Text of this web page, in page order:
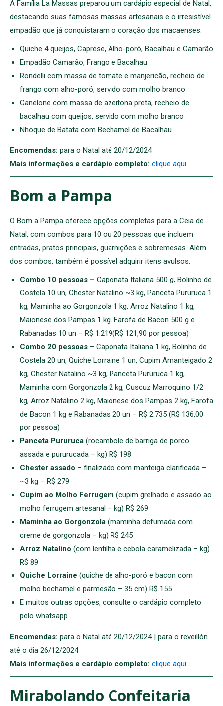
A Família La Massas preparou um cardápio especial de Natal,
destacando suas famosas massas artesanais e o irresistível
empadão que já conquistaram o coração dos macaenses.
Quiche 4 queijos, ⁠Caprese, ⁠Alho-poró, ⁠Bacalhau e ⁠Camarão
Empadão Camarão, Frango e Bacalhau
Rondelli com massa de tomate e manjericão, recheio de
frango com alho-poró, servido com molho branco
Canelone com massa de azeitona preta, recheio de
bacalhau com queijos, servido com molho branco
Nhoque de Batata com Bechamel de Bacalhau
Encomendas: para o Natal até 20/12/2024
Mais informações e cardápio completo: clique aqui
Bom a Pampa
O Bom a Pampa oferece opções completas para a Ceia de
Natal, com combos para 10 ou 20 pessoas que incluem
entradas, pratos principais, guarnições e sobremesas. Além
dos combos, também é possível adquirir itens avulsos.
Combo 10 pessoas – Caponata Italiana 500 g, Bolinho de
Costela 10 un, Chester Natalino ~3 kg, Panceta Pururuca 1
kg, Maminha ao Gorgonzola 1 kg, Arroz Natalino 1 kg,
Maionese dos Pampas 1 kg, Farofa de Bacon 500 g e
Rabanadas 10 un – R$ 1.219(R$ 121,90 por pessoa)
Combo 20 pessoas – Caponata Italiana 1 kg, Bolinho de
Costela 20 un, Quiche Lorraine 1 un, Cupim Amanteigado 2
kg, Chester Natalino ~3 kg, Panceta Pururuca 1 kg,
Maminha com Gorgonzola 2 kg, Cuscuz Marroquino 1/2
kg, Arroz Natalino 2 kg, Maionese dos Pampas 2 kg, Farofa
de Bacon 1 kg e Rabanadas 20 un – R$ 2.735 (R$ 136,00
por pessoa)
Panceta Pururuca (rocambole de barriga de porco
assada e pururucada – kg) R$ 198
Chester assado – finalizado com manteiga clarificada –
~3 kg – R$ 279
Cupim ao Molho Ferrugem (cupim grelhado e assado ao
molho ferrugem artesanal – kg) R$ 269
Maminha ao Gorgonzola (maminha defumada com
creme de gorgonzola – kg) R$ 245
Arroz Natalino (com lentilha e cebola caramelizada – kg)
R$ 89
Quiche Lorraine (quiche de alho-poró e bacon com
molho bechamel e parmesão – 35 cm) R$ 155
E muitos outras opções, consulte o cardápio completo
pelo whatsapp
Encomendas: para o Natal até 20/12/2024 | para o reveillón
até o dia 26/12/2024
Mais informações e cardápio completo: clique aqui
Mirabolando Confeitaria